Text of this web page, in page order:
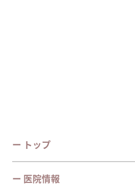
ー トップ
ー 医院情報